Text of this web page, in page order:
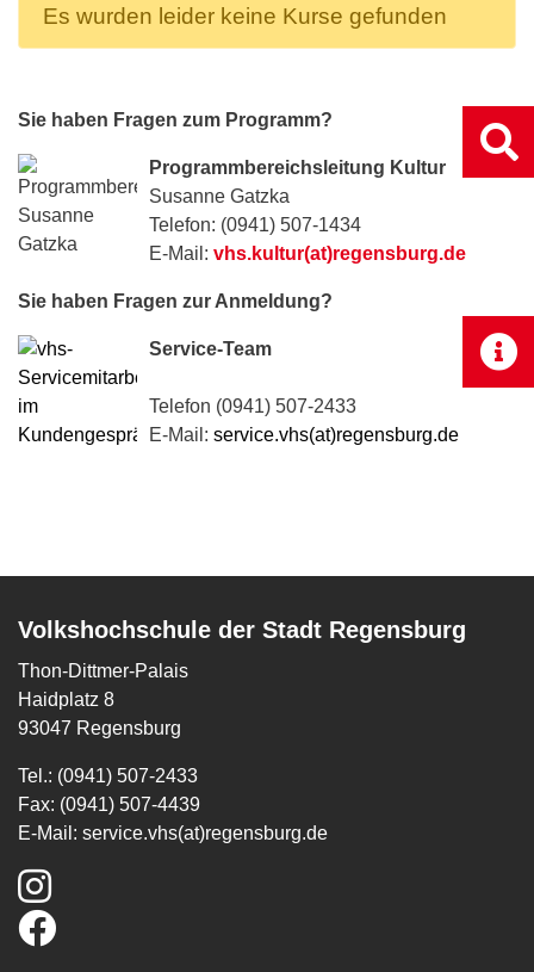
Es wurden leider keine Kurse gefunden
Sie haben Fragen zum Programm?
Programmbereichsleitung Kultur
Susanne Gatzka
Telefon: (0941) 507-1434
E-Mail: vhs.kultur(at)regensburg.de
Sie haben Fragen zur Anmeldung?
Service-Team
Telefon (0941) 507-2433
E-Mail: service.vhs(at)regensburg.de
Volkshochschule der Stadt Regensburg
Thon-Dittmer-Palais
Haidplatz 8
93047 Regensburg
Tel.: (0941) 507-2433
Fax: (0941) 507-4439
E-Mail: service.vhs(at)regensburg.de